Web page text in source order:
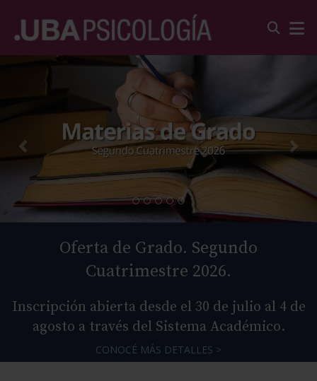
Oferta de Grado. Segundo
Cuatrimestre 2026.
Inscripción abierta desde el 30 de julio al 4 de
agosto a través del Sistema Académico.
CONOCÉ MÁS DETALLES >